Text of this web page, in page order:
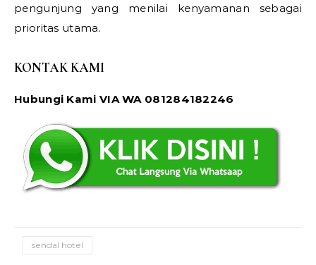
pengunjung yang menilai kenyamanan sebagai
prioritas utama.
KONTAK KAMI
Hubungi Kami VIA WA 081284182246
sendal hotel